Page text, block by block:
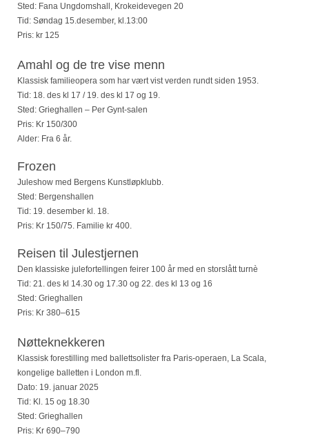
Sted: Fana Ungdomshall, Krokeidevegen 20
Tid: Søndag 15.desember, kl.13:00
Pris: kr 125
Amahl og de tre vise menn
Klassisk familieopera som har vært vist verden rundt siden 1953.
Tid: 18. des kl 17 / 19. des kl 17 og 19.
Sted: Grieghallen – Per Gynt-salen
Pris: Kr 150/300
Alder: Fra 6 år.
Frozen
Juleshow med Bergens Kunstløpklubb.
Sted: Bergenshallen
Tid: 19. desember kl. 18.
Pris: Kr 150/75. Familie kr 400.
Reisen til Julestjernen
Den klassiske julefortellingen feirer 100 år med en storslått turnè
Tid: 21. des kl 14.30 og 17.30 og 22. des kl 13 og 16
Sted: Grieghallen
Pris: Kr 380–615
Nøtteknekkeren
Klassisk forestilling med ballett­solister fra Paris-operaen, La Scala,
kongelige balletten i London m.fl.
Dato: 19. januar 2025
Tid: Kl. 15 og 18.30
Sted: Grieghallen
Pris: Kr 690–790